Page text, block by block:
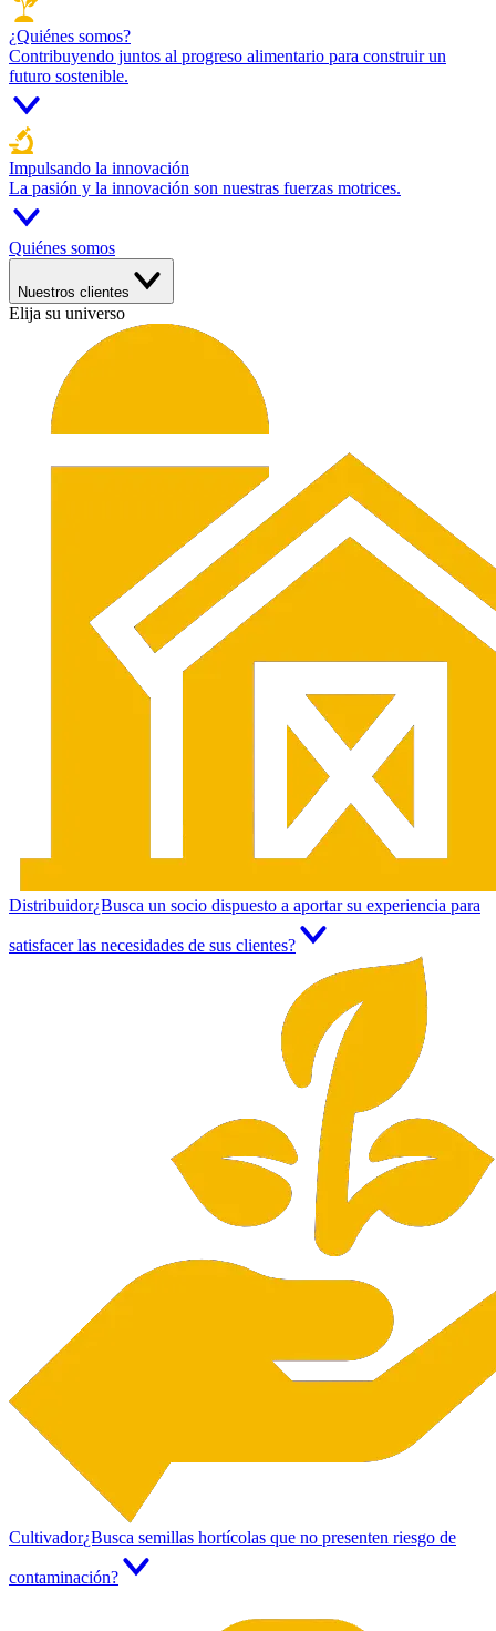
¿Quiénes somos?
Contribuyendo juntos al progreso alimentario para construir un
futuro sostenible.
Impulsando la innovación
La pasión y la innovación son nuestras fuerzas motrices.
Quiénes somos
Nuestros clientes
Elija su universo
Distribuidor¿Busca un socio dispuesto a aportar su experiencia para
satisfacer las necesidades de sus clientes?
Cultivador¿Busca semillas hortícolas que no presenten riesgo de
contaminación?